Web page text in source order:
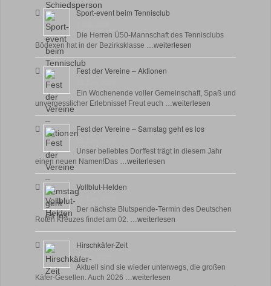
Sport-event beim Tennisclub
Die Herren Ü50-Mannschaft des Tennisclubs
Bödexen hat in der Bezirksklasse …weiterlesen
Fest der Vereine – Aktionen
Ein Wochenende voller Gemeinschaft, Spaß und
unvergesslicher Erlebnisse! Freut euch …weiterlesen
Fest der Vereine – Samstag geht es los
Unser beliebtes Dorffest trägt in diesem Jahr
einen neuen Namen!Das …weiterlesen
Vollblut-Helden
Der nächste Blutspende-Termin des Deutschen
Roten Kreuzes findet am 02. …weiterlesen
Hirschkäfer-Zeit
9 Juni, 2026
Aktuell sind sie wieder unterwegs, die großen
Käfer-Gesellen. Auch 2026 …weiterlesen